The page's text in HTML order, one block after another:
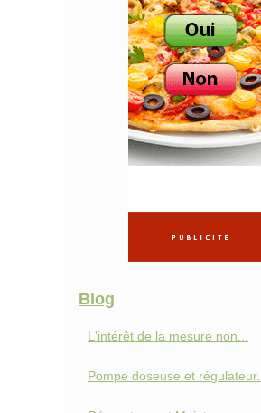
Blog
L'intérêt de la mesure non...
Pompe doseuse et régulateur...